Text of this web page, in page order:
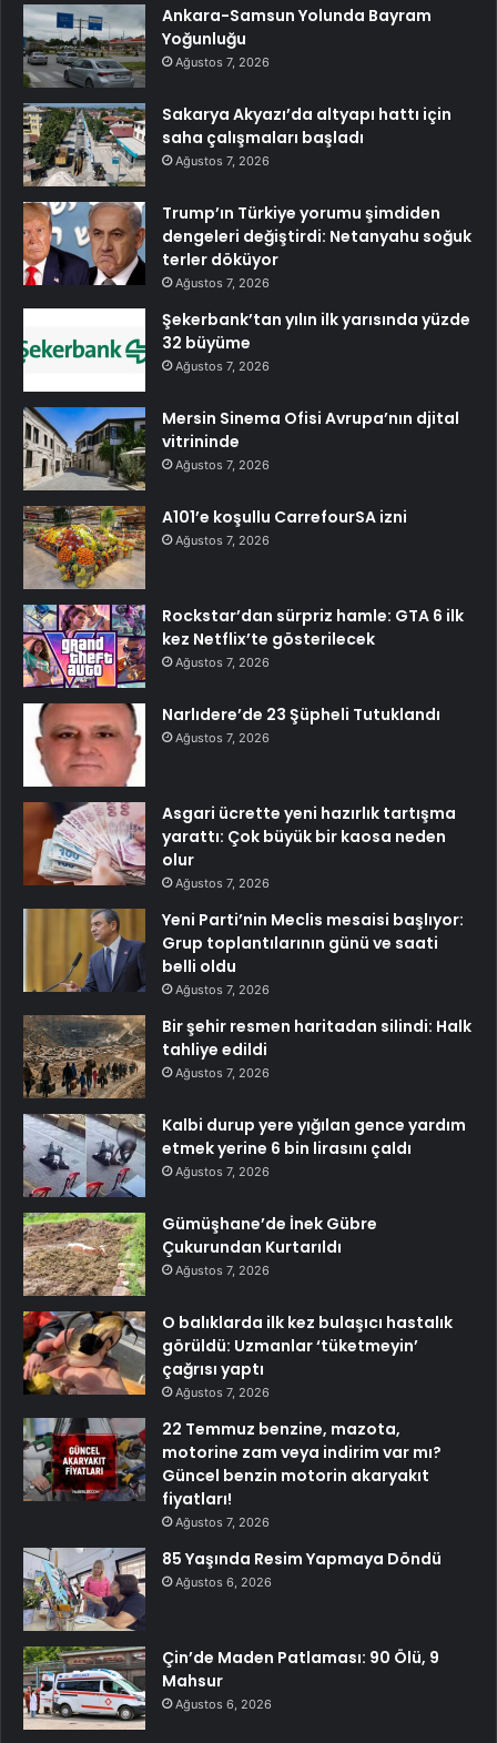
Ankara-Samsun Yolunda Bayram
Yoğunluğu
Ağustos 7, 2026
Sakarya Akyazı’da altyapı hattı için
saha çalışmaları başladı
Ağustos 7, 2026
Trump’ın Türkiye yorumu şimdiden
dengeleri değiştirdi: Netanyahu soğuk
terler döküyor
Ağustos 7, 2026
Şekerbank’tan yılın ilk yarısında yüzde
32 büyüme
Ağustos 7, 2026
Mersin Sinema Ofisi Avrupa’nın djital
vitrininde
Ağustos 7, 2026
A101’e koşullu CarrefourSA izni
Ağustos 7, 2026
Rockstar’dan sürpriz hamle: GTA 6 ilk
kez Netflix’te gösterilecek
Ağustos 7, 2026
Narlıdere’de 23 Şüpheli Tutuklandı
Ağustos 7, 2026
Asgari ücrette yeni hazırlık tartışma
yarattı: Çok büyük bir kaosa neden
olur
Ağustos 7, 2026
Yeni Parti’nin Meclis mesaisi başlıyor:
Grup toplantılarının günü ve saati
belli oldu
Ağustos 7, 2026
Bir şehir resmen haritadan silindi: Halk
tahliye edildi
Ağustos 7, 2026
Kalbi durup yere yığılan gence yardım
etmek yerine 6 bin lirasını çaldı
Ağustos 7, 2026
Gümüşhane’de İnek Gübre
Çukurundan Kurtarıldı
Ağustos 7, 2026
O balıklarda ilk kez bulaşıcı hastalık
görüldü: Uzmanlar ‘tüketmeyin’
çağrısı yaptı
Ağustos 7, 2026
22 Temmuz benzine, mazota,
motorine zam veya indirim var mı?
Güncel benzin motorin akaryakıt
fiyatları!
Ağustos 7, 2026
85 Yaşında Resim Yapmaya Döndü
Ağustos 6, 2026
Çin’de Maden Patlaması: 90 Ölü, 9
Mahsur
Ağustos 6, 2026